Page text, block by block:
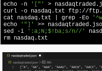
echo -n '["'
>
curl -o nasdaq.txt ftp://
cat nasdaq.txt | grep -Eo
echo
'"]'
>>
sed -i
':a;N;$!ba;s/n//'
rm nasdaq.txt